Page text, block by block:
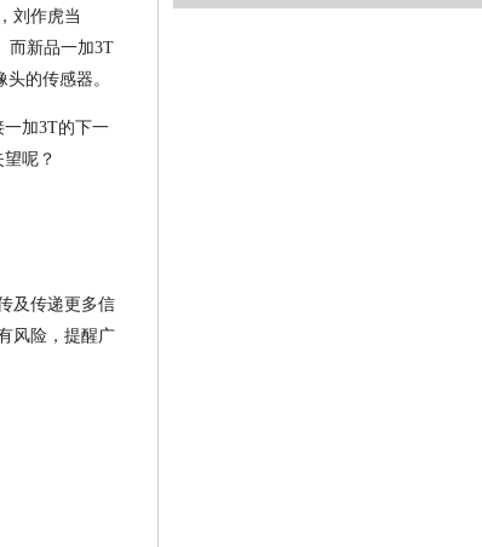
刘作虎当
而新品一加3T
的传感器。
加3T的下一
呢？
及传递更多信
风险，提醒广